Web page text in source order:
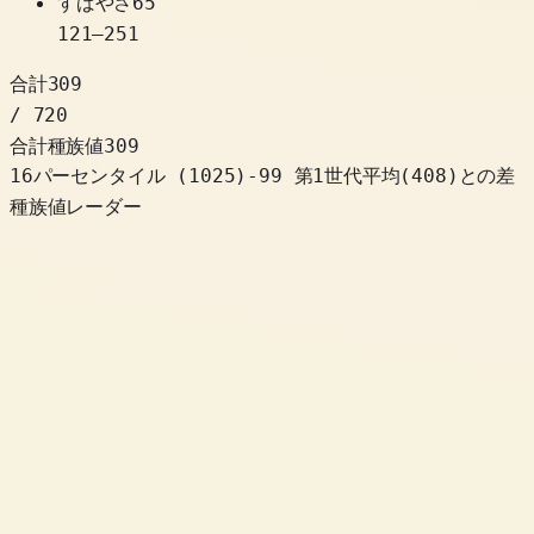
121–251
合計309
/ 720
合計種族値309
16パーセンタイル
( 1025) -99 第1世代平均(408)との差
種族値レーダー